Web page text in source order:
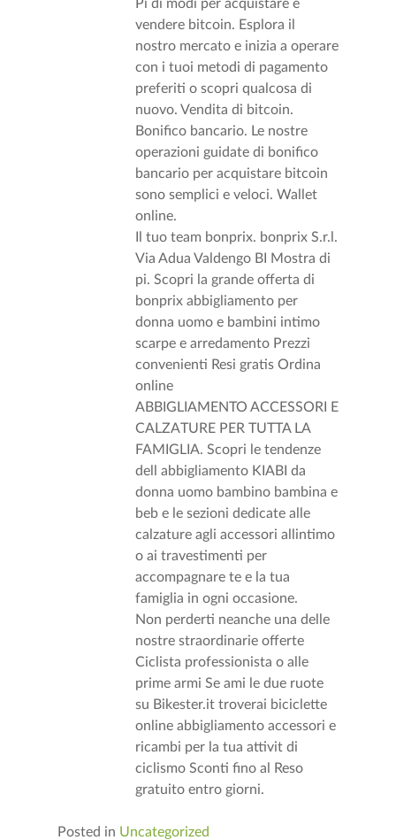
Pi di modi per acquistare e
vendere bitcoin. Esplora il
nostro mercato e inizia a operare
con i tuoi metodi di pagamento
preferiti o scopri qualcosa di
nuovo. Vendita di bitcoin.
Bonifico bancario. Le nostre
operazioni guidate di bonifico
bancario per acquistare bitcoin
sono semplici e veloci. Wallet
online.
Il tuo team bonprix. bonprix S.r.l.
Via Adua Valdengo BI Mostra di
pi. Scopri la grande offerta di
bonprix abbigliamento per
donna uomo e bambini intimo
scarpe e arredamento Prezzi
convenienti Resi gratis Ordina
online
ABBIGLIAMENTO ACCESSORI E
CALZATURE PER TUTTA LA
FAMIGLIA. Scopri le tendenze
dell abbigliamento KIABI da
donna uomo bambino bambina e
beb e le sezioni dedicate alle
calzature agli accessori allintimo
o ai travestimenti per
accompagnare te e la tua
famiglia in ogni occasione.
Non perderti neanche una delle
nostre straordinarie offerte
Ciclista professionista o alle
prime armi Se ami le due ruote
su Bikester.it troverai biciclette
online abbigliamento accessori e
ricambi per la tua attivit di
ciclismo Sconti fino al Reso
gratuito entro giorni.
Posted in Uncategorized